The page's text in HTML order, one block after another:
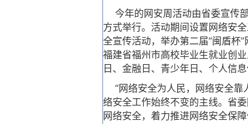
今年的网安周活动由省委宣传
方式举行。活动期间设置网络安
全宣传活动，举办第二届“闽盾杯
福建省福州市高校毕业生就业创
日、金融日、青少年日、个人信
“网络安全为人民，网络安全靠
络安全工作始终不变的主线。省
网络安全，着力推进网络安全保